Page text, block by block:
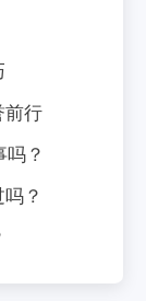
前行
？
？